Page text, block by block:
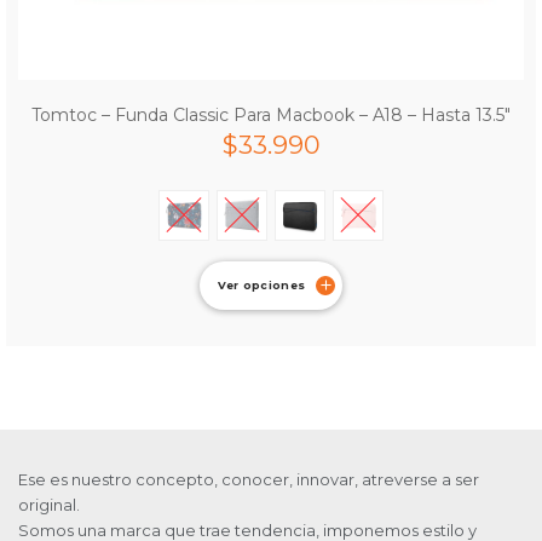
Tomtoc – Funda Classic Para Macbook – A18 – Hasta 13.5″
$33.990
Ver opciones
Ese es nuestro concepto, conocer, innovar, atreverse a ser
original.
Somos una marca que trae tendencia, imponemos estilo y